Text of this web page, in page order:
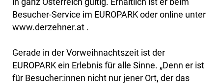
Besucher-Service im EUROPARK oder online unter
www.derzehner.at .
Gerade in der Vorweihnachtszeit ist der
EUROPARK ein Erlebnis für alle Sinne. „Denn er ist
für Besucher:innen nicht nur jener Ort, der das